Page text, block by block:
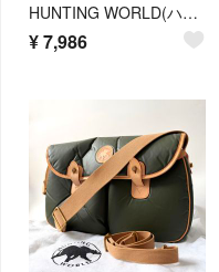
HUNTING WORLD(ハンティングワールド) メンズ バッグ ショルダー
¥7,986